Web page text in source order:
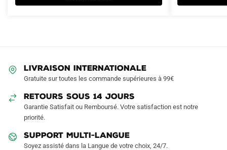
choisies
la
page
produit
page
LIVRAISON INTERNATIONALE
Gratuite sur toutes les commande supérieures à 99€
RETOURS SOUS 14 JOURS
Garantie Satisfait ou Remboursé. Votre satisfaction est notre
priorité.
SUPPORT MULTI-LANGUE
Soyez assisté dans la Langue de votre choix, 24/7.